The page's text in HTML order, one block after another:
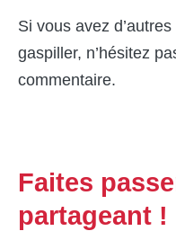
Si vous avez
gaspiller, n’hésitez
commentaire.
Faites
partageant !